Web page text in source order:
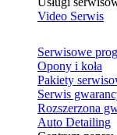
Video Serwis
Serwisowe
Opony i koła
Pakiety
Serwis
Rozszerzona
Auto Detailing